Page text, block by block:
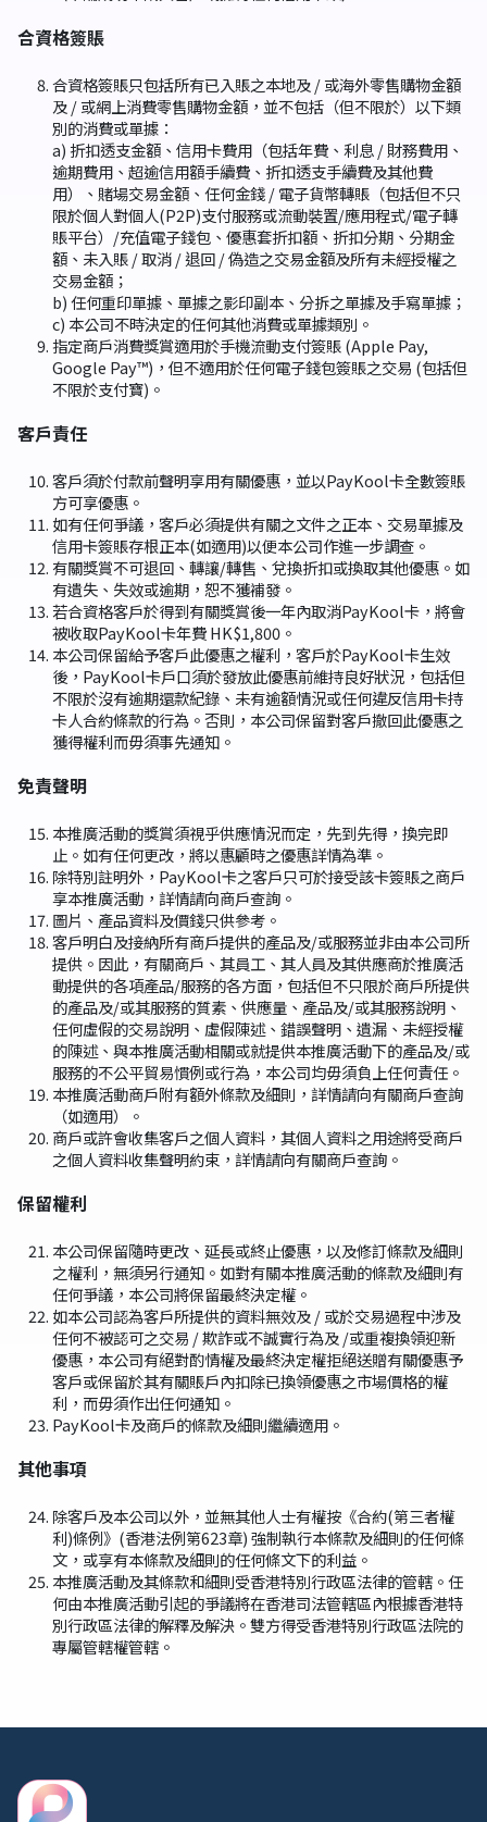
合資格簽賬
合資格簽賬只包括所有已入賬之本地及 / 或海外零售購物金額
及 / 或網上消費零售購物金額，並不包括（但不限於）以下類
別的消費或單據：
a) 折扣透支金額、信用卡費用（包括年費、利息 / 財務費用、
逾期費用、超逾信用額手續費、折扣透支手續費及其他費
用）、賭場交易金額、任何金錢 / 電子貨幣轉賬（包括但不只
限於個人對個人(P2P)支付服務或流動裝置/應用程式/電子轉
賬平台）/充值電子錢包、優惠套折扣額、折扣分期、分期金
額、未入賬 / 取消 / 退回 / 偽造之交易金額及所有未經授權之
交易金額；
b) 任何重印單據、單據之影印副本、分拆之單據及手寫單據；
c) 本公司不時決定的任何其他消費或單據類別。
指定商戶消費獎賞適用於手機流動支付簽賬 (Apple Pay,
Google Pay™)，但不適用於任何電子錢包簽賬之交易 (包括但
不限於支付寶)。
客戶責任
客戶須於付款前聲明享用有關優惠，並以PayKool卡全數簽賬
方可享優惠。
如有任何爭議，客戶必須提供有關之文件之正本、交易單據及
信用卡簽賬存根正本(如適用)以便本公司作進一步調查。
有關獎賞不可退回、轉讓/轉售、兌換折扣或換取其他優惠。如
有遺失、失效或逾期，恕不獲補發。
若合資格客戶於得到有關獎賞後一年內取消PayKool卡，將會
被收取PayKool卡年費 HK$1,800。
本公司保留給予客戶此優惠之權利，客戶於PayKool卡生效
後，PayKool卡戶口須於發放此優惠前維持良好狀況，包括但
不限於沒有逾期還款紀錄、未有逾額情況或任何違反信用卡持
卡人合約條款的行為。否則，本公司保留對客戶撤回此優惠之
獲得權利而毋須事先通知。
免責聲明
本推廣活動的獎賞須視乎供應情況而定，先到先得，換完即
止。如有任何更改，將以惠顧時之優惠詳情為準。
除特別註明外，PayKool卡之客戶只可於接受該卡簽賬之商戶
享本推廣活動，詳情請向商戶查詢。
圖片、產品資料及價錢只供參考。
客戶明白及接納所有商戶提供的產品及/或服務並非由本公司所
提供。因此，有關商戶、其員工、其人員及其供應商於推廣活
動提供的各項產品/服務的各方面，包括但不只限於商戶所提供
的產品及/或其服務的質素、供應量、產品及/或其服務說明、
任何虛假的交易說明、虛假陳述、錯誤聲明、遺漏、未經授權
的陳述、與本推廣活動相關或就提供本推廣活動下的產品及/或
服務的不公平貿易慣例或行為，本公司均毋須負上任何責任。
本推廣活動商戶附有額外條款及細則，詳情請向有關商戶查詢
（如適用）。
商戶或許會收集客戶之個人資料，其個人資料之用途將受商戶
之個人資料收集聲明約束，詳情請向有關商戶查詢。
保留權利
本公司保留隨時更改、延長或終止優惠，以及修訂條款及細則
之權利，無須另行通知。如對有關本推廣活動的條款及細則有
任何爭議，本公司將保留最終決定權。
如本公司認為客戶所提供的資料無效及 / 或於交易過程中涉及
任何不被認可之交易 / 欺詐或不誠實行為及 /或重複換領迎新
優惠，本公司有絕對酌情權及最終決定權拒絕送贈有關優惠予
客戶或保留於其有關賬戶內扣除已換領優惠之市場價格的權
利，而毋須作出任何通知。
PayKool卡及商戶的條款及細則繼續適用。
其他事項
除客戶及本公司以外，並無其他人士有權按《合約(第三者權
利)條例》(香港法例第623章) 強制執行本條款及細則的任何條
文，或享有本條款及細則的任何條文下的利益。
本推廣活動及其條款和細則受香港特別行政區法律的管轄。任
何由本推廣活動引起的爭議將在香港司法管轄區內根據香港特
別行政區法律的解釋及解決。雙方得受香港特別行政區法院的
專屬管轄權管轄。